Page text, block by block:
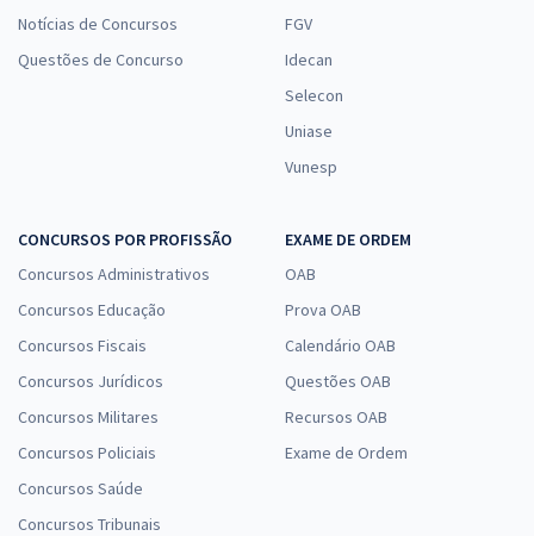
Notícias de Concursos
Questões de Concurso
FGV
Idecan
Selecon
Uniase
Vunesp
CONCURSOS POR PROFISSÃO
Concursos Administrativos
Concursos Educação
Concursos Fiscais
Concursos Jurídicos
Concursos Militares
Concursos Policiais
Concursos Saúde
Concursos Tribunais
EXAME DE ORDEM
OAB
Prova OAB
Calendário OAB
Questões OAB
Recursos OAB
Exame de Ordem